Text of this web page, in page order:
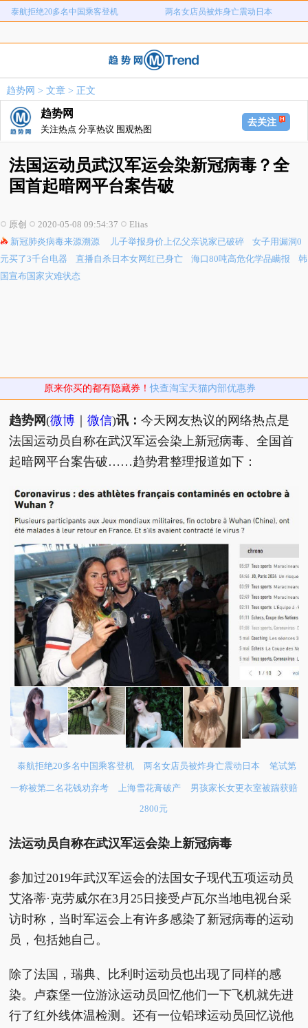
泰航拒绝20多名中国乘客登机 两名女店员被炸身亡震动日本
直播自杀日本女网红已身亡 海口80吨高危化学品瞒报
急诊医生漏诊致患儿死亡获刑1年
泰航拒绝20多名中国乘客登机 两名女店员被炸身亡震动日本
趋势网 > 文章> 正文
趋势网
关注热点 分享热议 围观热图
去关注
法国运动员武汉军运会染新冠病毒？全
国首起暗网平台案告破
原创 2020-05-08 09:54:37
Elias
新冠肺炎病毒来源溯源
儿子举报身价上亿父亲说家已破碎
女子用漏洞0
元买了3千台电器
直播自杀日本女网红已身亡 海口80吨高危化学品瞒报
韩
国宣布国家灾难状态
原来你买的都有隐藏券！快查淘宝天猫内部优惠券
趋势网(微博 ｜微信)讯：今天网友热议的网络热点是
法国运动员自称在武汉军运会染上新冠病毒、全国首
起暗网平台案告破……趋势君整理报道如下：
泰航拒绝20多名中国乘客登机 两名女店员被炸身亡震动日本 笔试第
一称被第二名花钱劝弃考 上海雪花膏破产
男孩家长女更衣室被踹获赔
2800元
法运动员自称在武汉军运会染上新冠病毒
参加过2019年武汉军运会的法国女子现代五项运动员
艾洛蒂·克劳威尔在3月25日接受卢瓦尔当地电视台采
访时称，当时军运会上有许多感染了新冠病毒的运动
员，包括她自己。
除了法国，瑞典、比利时运动员也出现了同样的感
染。卢森堡一位游泳运动员回忆他们一下飞机就先进
行了红外线体温检测。还有一位铅球运动员回忆说他